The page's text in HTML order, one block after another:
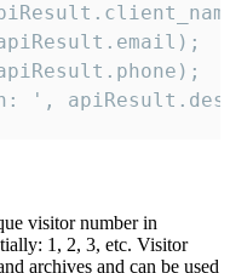
',
visitor number in
1, 2, 3, etc. Visitor
archives and can be used